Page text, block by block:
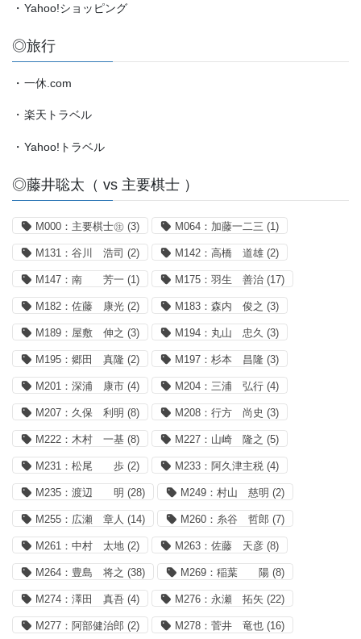
・ Yahoo!ショッピング
◎旅行
・ 一休.com
・ 楽天トラベル
・ Yahoo!トラベル
◎藤井聡太（ vs 主要棋士 ）
M000：主要棋士㊟ (3) M064：加藤一二三 (1)
M131：谷川 浩司 (2) M142：高橋 道雄 (2)
M147：南 芳一 (1) M175：羽生 善治 (17)
M182：佐藤 康光 (2) M183：森内 俊之 (3)
M189：屋敷 伸之 (3) M194：丸山 忠久 (3)
M195：郷田 真隆 (2) M197：杉本 昌隆 (3)
M201：深浦 康市 (4) M204：三浦 弘行 (4)
M207：久保 利明 (8) M208：行方 尚史 (3)
M222：木村 一基 (8) M227：山崎 隆之 (5)
M231：松尾 歩 (2) M233：阿久津主税 (4)
M235：渡辺 明 (28) M249：村山 慈明 (2)
M255：広瀬 章人 (14) M260：糸谷 哲郎 (7)
M261：中村 太地 (2) M263：佐藤 天彦 (8)
M264：豊島 将之 (38) M269：稲葉 陽 (8)
M274：澤田 真吾 (4) M276：永瀬 拓矢 (22)
M277：阿部健治郎 (2) M278：菅井 竜也 (16)